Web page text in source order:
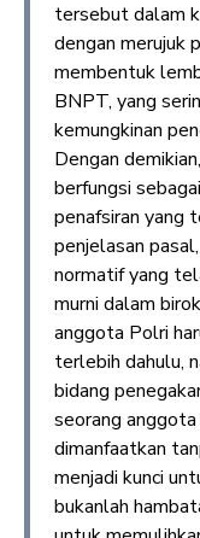
tersebut dalam
dengan merujuk
membentuk
BNPT, yang
kemungkinan
Dengan
berfungsi
penafsiran yang
penjelasan
normatif yang
murni dalam
anggota Polri
terlebih dahulu,
bidang
seorang
dimanfaatkan
menjadi kunci
bukanlah